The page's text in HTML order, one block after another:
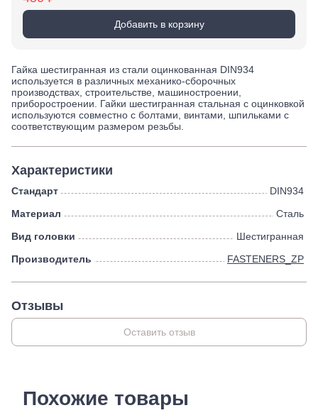
Добавить в корзину
Гайка шестигранная из стали оцинкованная DIN934
используется в различных механико-сборочных
производствах, строительстве, машиностроении,
приборостроении. Гайки шестигранная стальная с оцинковкой
используются совместно с болтами, винтами, шпильками с
соответствующим размером резьбы.
Характеристики
Стандарт
DIN934
Материал
Сталь
Вид головки
Шестигранная
Производитель
FASTENERS_ZP
Отзывы
Оставить отзыв
Похожие товары